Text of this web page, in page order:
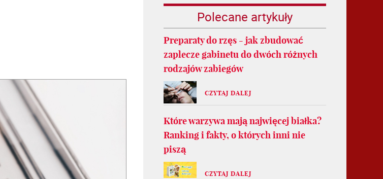
Polecane artykuły
Preparaty do rzęs - jak zbudować
zaplecze gabinetu do dwóch różnych
rodzajów zabiegów
CZYTAJ DALEJ
Które warzywa mają najwięcej białka?
Ranking i fakty, o których inni nie
piszą
CZYTAJ DALEJ